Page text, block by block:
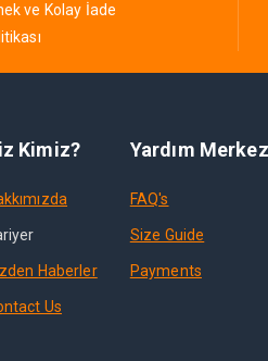
ve Kolay İade
Kimiz?
Haberler
Us
Yardım
FAQ's
Size Guide
Payments